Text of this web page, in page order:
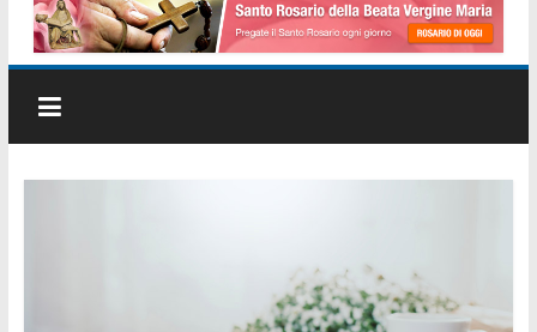
Anguillara
Veneta
Sito